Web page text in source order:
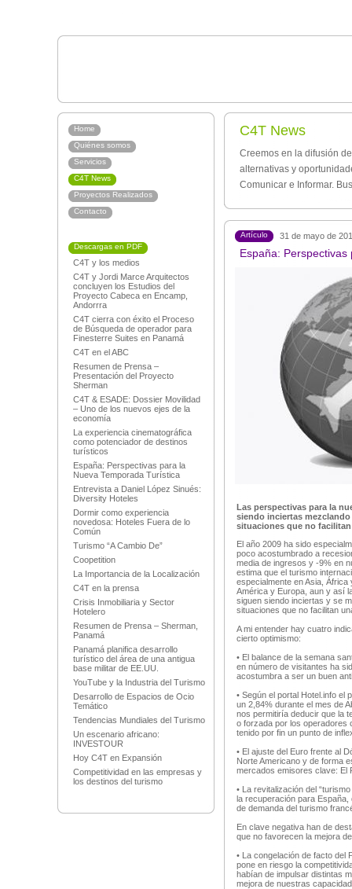
Home
Quiénes somos
Servicios
C4T News
Proyectos Realizados
Contacto
Descargas en PDF
C4T y los medios
C4T y Jordi Marce Arquitectos
concluyen los Estudios del
Proyecto Cabeca en Encamp,
Andorrra
C4T cierra con éxito el Proceso
de Búsqueda de operador para
Finesterre Suites en Panamá
C4T en el ABC
Resumen de Prensa –
Presentación del Proyecto
Sherman
C4T & ESADE: Dossier Movilidad
– Uno de los nuevos ejes de la
economía
La experiencia cinematográfica
como potenciador de destinos
turísticos
España: Perspectivas para la
Nueva Temporada Turística
Entrevista a Daniel López Sinués:
Diversity Hoteles
Dormir como experiencia
novedosa: Hoteles Fuera de lo
Común
Turismo “A Cambio De”
Coopetition
La Importancia de la Localización
C4T en la prensa
Crisis Inmobiliaria y Sector
Hotelero
Resumen de Prensa – Sherman,
Panamá
Panamá planifica desarrollo
turístico del área de una antigua
base militar de EE.UU.
YouTube y la Industria del Turismo
Desarrollo de Espacios de Ocio
Temático
Tendencias Mundiales del Turismo
Un escenario africano:
INVESTOUR
Hoy C4T en Expansión
Competitividad en las empresas y
los destinos del turismo
C4T News
Creemos en la difusión
alternativas y
Comunicar e Informar.
Artículo 31 de mayo de
España:
Las perspectivas para la
siendo inciertas
situaciones que no
El año 2009 ha sido
poco acostumbrado a
media de ingresos y -9% en
estima que el turismo
especialmente en Asia,
América y Europa, aun y así
siguen siendo inciertas y se
situaciones que no facilitan
A mi entender hay cuatro
cierto optimismo:
• El balance de la semana
en número de visitantes ha
acostumbra a ser un buen
• Según el portal Hotel.info el
un 2,84% durante el mes de
nos permitiría deducir que la
o forzada por los operadores
tenido por fin un punto de
• El ajuste del Euro frente al
Norte Americano y de forma
mercados emisores clave: El
• La revitalización del
la recuperación para
de demanda del turismo
En clave negativa han de
que no favorecen la mejora
• La congelación de facto del
pone en riesgo la
habían de impulsar distintas
mejora de nuestras